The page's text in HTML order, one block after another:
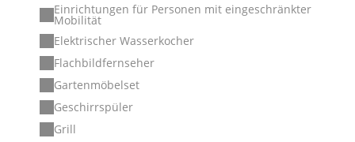
Einrichtungen für Personen mit eingeschränkter
Mobilität
Elektrischer Wasserkocher
Flachbildfernseher
Gartenmöbelset
Geschirrspüler
Grill